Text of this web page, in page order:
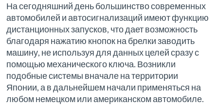
На сегодняшний день большинство современных
автомобилей и автосигнализаций имеют функцию
дистанционных запусков, что дает возможность
благодаря нажатию кнопок на брелки заводить
машину, не используя для данных целей сразу с
помощью механического ключа. Возникли
подобные системы вначале на территории
Японии, а в дальнейшем начали применяться на
любом немецком или американском автомобиле.